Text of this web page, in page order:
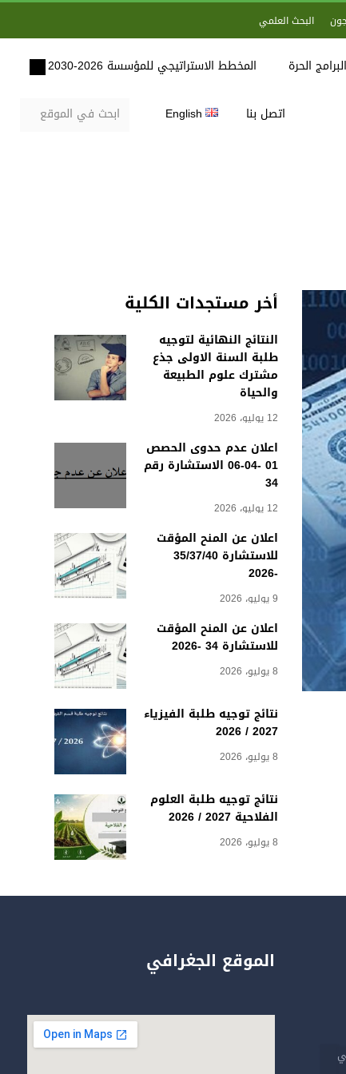
البحث العلمي
الحرة المخطط الاستراتيجي للمؤسسة 2026-2030
اتصل بنا English
أخر مستجدات الكلية
النتائج النهائية لتوجيه
طلبة السنة الاولى جذع
مشترك علوم الطبيعة
والحياة
12 يوليو، 2026
اعلان عدم حدوى الحصص
01 -04-06 الاستشارة رقم
34
12 يوليو، 2026
اعلان عن المنح المؤقت
للاستشارة 35/37/40
-2026
9 يوليو، 2026
اعلان عن المنح المؤقت
للاستشارة 34 -2026
8 يوليو، 2026
نتائج توجيه طلبة الفيزياء
2027 / 2026
8 يوليو، 2026
نتائج توجيه طلبة العلوم
الفلاحية 2027 / 2026
8 يوليو، 2026
الموقع الجغرافي